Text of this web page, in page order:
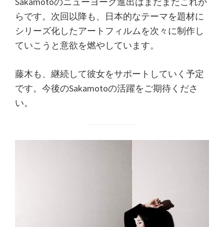
らです。次回以降も、日本的なテーマを題材に
シリーズ化したアートフィルムを次々に制作し
ていこうと意欲を燃やしています。
藤木も、継続して彼女をサポートしていく予定
です。今後のSakamotoの活躍をご期待くださ
い。